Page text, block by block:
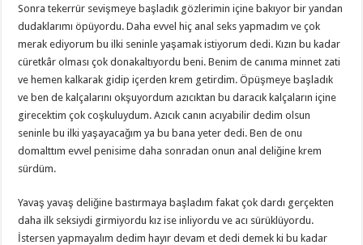
Sonra tekerrür sevişmeye başladık gözlerimin içine bakıyor bir yandan
dudaklarımı öpüyordu. Daha evvel hiç anal seks yapmadım ve çok
merak ediyorum bu ilki seninle yaşamak istiyorum dedi. Kızın bu kadar
cüretkâr olması çok donakaltıyordu beni. Benim de canıma minnet zati
ve hemen kalkarak gidip içerden krem getirdim. Öpüşmeye başladık
ve ben de kalçalarını okşuyordum azıcıktan bu daracık kalçaların içine
girecektim çok coşkuluydum. Azıcık canın acıyabilir dedim olsun
seninle bu ilki yaşayacağım ya bu bana yeter dedi. Ben de onu
domalttım evvel penisime daha sonradan onun anal deliğine krem
sürdüm.
Yavaş yavaş deliğine bastırmaya başladım fakat çok dardı gerçekten
daha ilk seksiydi girmiyordu kız ise inliyordu ve acı sürüklüyordu.
İstersen yapmayalım dedim hayır devam et dedi demek ki bu kadar